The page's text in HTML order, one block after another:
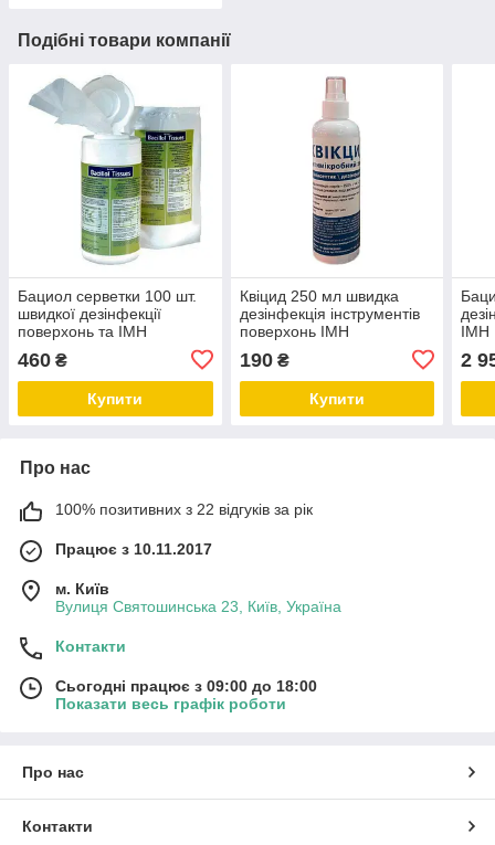
Подібні товари компанії
Бациол серветки 100 шт.
швидкої дезінфекції
поверхонь та ІМН
460 ₴
Купити
Квіцид 250 мл швидка
дезінфекція інструментів
поверхонь ІМН
190₴
Купити
ІМН
2
Про нас
100% позитивних з 22 відгуків за рік
Працює з 10.11.2017
м. Київ
Вулиця Святошинська 23, Київ, Україна
Контакти
Сьогодні працює з 09:00 до 18:00
Показати весь графік роботи
Про нас
Контакти